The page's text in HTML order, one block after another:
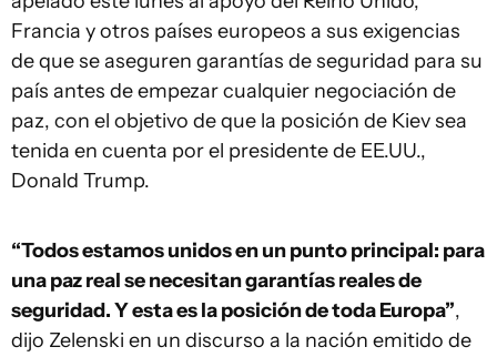
Francia y otros países europeos a sus exigencias
de que se aseguren garantías de seguridad para su
país antes de empezar cualquier negociación de
paz, con el objetivo de que la posición de Kiev sea
tenida en cuenta por el presidente de EE.UU.,
Donald Trump.
“Todos estamos unidos en un punto principal: para
una paz real se necesitan garantías reales de
seguridad. Y esta es la posición de toda Europa”,
dijo Zelenski en un discurso a la nación emitido de